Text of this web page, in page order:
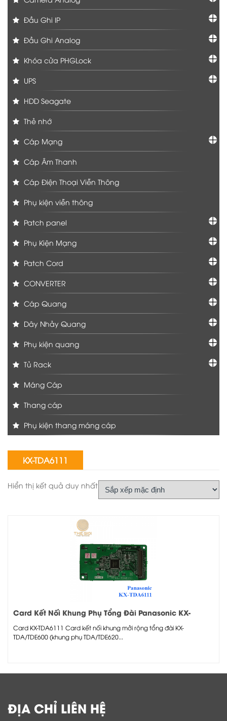
Đầu Ghi IP
Đầu Ghi Analog
Khóa cửa PHGLock
UPS
HDD Seagate
Thẻ nhớ
Cáp Mạng
Cáp Âm Thanh
Cáp Điện Thoại Viễn Thông
Phụ kiện viễn thông
Patch panel
Phụ Kiện Mạng
Patch Cord
CONVERTER
Cáp Quang
Dây Nhảy Quang
Phụ kiện quang
Tủ Rack
Máng Cáp
Thang cáp
Phụ kiện thang máng cáp
KX-TDA6111
Hiển thị kết quả duy nhất
Card Kết Nối Khung Phụ Tổng Đài Panasonic KX-
TDA6111
Card KX-TDA6111 Card kết nối khung mởi rộng tổng đài KX-
TDA/TDE600 (khung phụ TDA/TDE620...
ĐỊA CHỈ LIÊN HỆ